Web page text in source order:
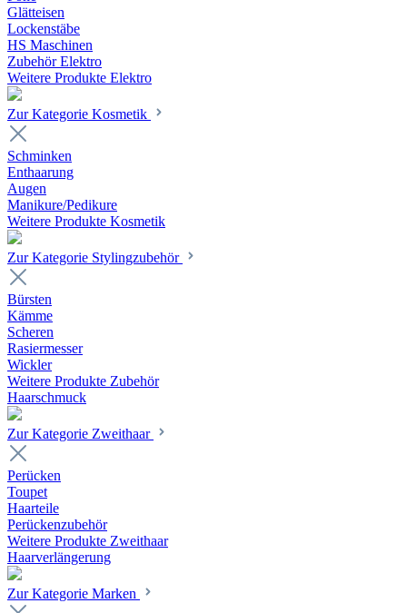
Glätteisen
Lockenstäbe
HS Maschinen
Zubehör Elektro
Weitere Produkte Elektro
Zur Kategorie Kosmetik
Schminken
Enthaarung
Augen
Manikure/Pedikure
Weitere Produkte Kosmetik
Zur Kategorie Stylingzubehör
Bürsten
Kämme
Scheren
Rasiermesser
Wickler
Weitere Produkte Zubehör
Haarschmuck
Zur Kategorie Zweithaar
Perücken
Toupet
Haarteile
Perückenzubehör
Weitere Produkte Zweithaar
Haarverlängerung
Zur Kategorie Marken